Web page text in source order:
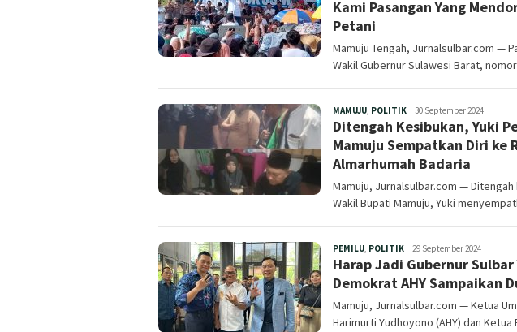
Kami Pasangan Yang
Petani
Mamuju Tengah, Jurnalsulbar.com —
Wakil Gubernur Sulawesi Barat,
MAMUJU, POLITIKRedaksi
30 September 2024
Ditengah Kesibukan, Yuki
Mamuju Sempatkan Diri ke
Almarhumah Badaria
Mamuju, Jurnalsulbar.com —
Wakil Bupati Mamuju, Yuki
PEMILU, POLITIKRedaksi
29 September 2024
Harap Jadi Gubernur
Demokrat AHY Sampaikan
Mamuju, Jurnalsulbar.com — Ketua
Harimurti Yudhoyono (AHY) dan